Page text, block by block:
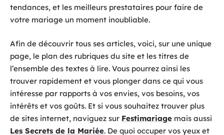
tendances, et les meilleurs prestataires pour faire de
votre mariage un moment inoubliable.
Afin de découvrir tous ses articles, voici, sur une unique
page, le plan des rubriques du site et les titres de
l’ensemble des textes à lire. Vous pourrez ainsi les
trouver rapidement et vous plonger dans ce qui vous
intéresse par rapports à vos envies, vos besoins, vos
intérêts et vos goûts. Et si vous souhaitez trouver plus
de sites internet, naviguez sur Festimariage mais aussi
Les Secrets de la Mariée. De quoi occuper vos yeux et